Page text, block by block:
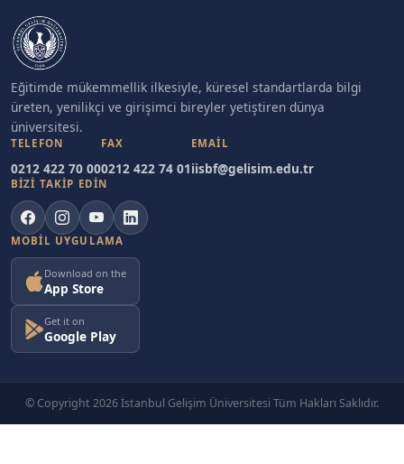
Eğitimde mükemmellik ilkesiyle, küresel standartlarda bilgi
üreten, yenilikçi ve girişimci bireyler yetiştiren dünya
üniversitesi.
TELEFON
0212 422 70 00
FAX
0212 422 74 01
EMAIL
iisbf@gelisim.edu.tr
BİZİ TAKİP EDİN
MOBIL UYGULAMA
Download on the
App Store
Get it on
Google Play
© Copyright 2026 İstanbul Gelişim Üniversitesi Tüm Hakları Saklıdır.